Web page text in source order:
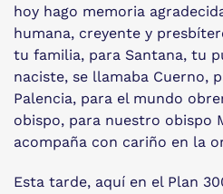
hoy hago memoria
humana, creyente y
tu familia, para Santana, tu
naciste, se llamaba Cuerno,
Palencia, para el mundo
obispo, para nuestro obispo
acompaña con cariño en la
Esta tarde, aquí en el Plan